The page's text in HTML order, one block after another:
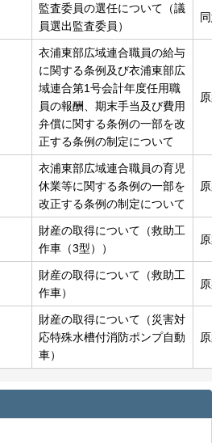
監査委員の選任について（議
員選出監査委員）
同
衣浦東部広域連合職員の給与
に関する条例及び衣浦東部広
域連合第1号会計年度任用職
員の報酬、期末手当及び費用
弁償に関する条例の一部を改
正する条例の制定について
原
衣浦東部広域連合職員の育児
休業等に関する条例の一部を
改正する条例の制定について
原
財産の取得について（救助工
作車（3型））
原
財産の取得について（救助工
作車）
原
財産の取得について（災害対
応特殊水槽付消防ポンプ自動
車）
原